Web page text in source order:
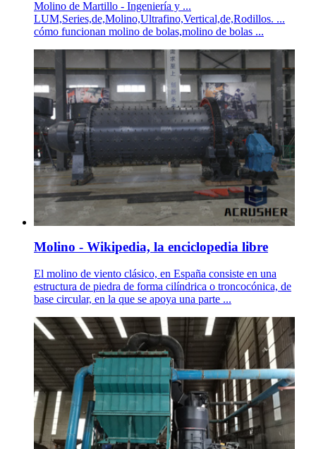
Molino de Martillo - Ingeniería y ...
LUM,Series,de,Molino,Ultrafino,Vertical,de,Rodillos. ...
cómo funcionan molino de bolas,molino de bolas ...
Molino - Wikipedia, la enciclopedia libre
El molino de viento clásico, en España consiste en una
estructura de piedra de forma cilíndrica o troncocónica, de
base circular, en la que se apoya una parte ...